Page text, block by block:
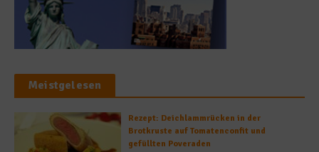
Meistgelesen
Rezept: Deichlammrücken in der
Brotkruste auf Tomatenconfit und
gefüllten Poveraden